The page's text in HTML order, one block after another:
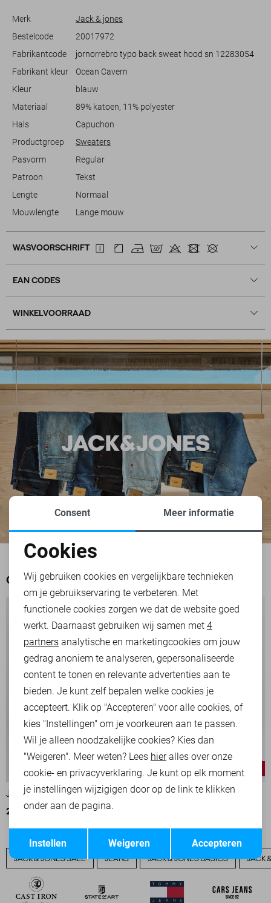
je nu een ontspannen dag thuis hebt of een casual uitje met vrienden
stijlvolle pasvorm. Dit kledingstuk is makkelijk te combineren met een
jeans voor een relaxte uitstraling. Met zijn duurzame materiaalkeuze
biedt deze sweater niet alleen stijl, maar ook langdurige kwaliteit.
toepasbare momenten.
Merk
Jack & jones
Bestelcode
20017972
Fabrikantcode
jornorrebro typo back sweat hood sn 12283054
Fabrikant kleur
Ocean Cavern
Kleur
blauw
Materiaal
89% katoen, 11% polyester
Hals
Capuchon
Productgroep
Sweaters
Pasvorm
Regular
Patroon
Tekst
Lengte
Normaal
Mouwlengte
Lange mouw
WASVOORSCHRIFT
EAN CODES
WINKELVOORRAAD
OOK HET BEKIJKEN WAARD
-50%
JACK & JONES SWEATER
25,00 49,99
JACK & JONES SWEATER
JACK & JONES SALE JEANS JACK & JONES BASICS JACK
Noodzakelijke cookies
Personalisatie cookies
Analytische cookies
Marketing cookies
Terug Opslaan
Consent Meer informatie
Cookies
Wij gebruiken cookies en vergelijkbare technieken
om je gebruikservaring te verbeteren. Met
functionele cookies zorgen we dat de website goed
werkt. Daarnaast gebruiken wij samen met 4
partners analytische en marketingcookies om jouw
gedrag anoniem te analyseren, gepersonaliseerde
content te tonen en relevante advertenties aan te
bieden. Je kunt zelf bepalen welke cookies je
accepteert. Klik op "Accepteren" voor alle cookies, of
kies "Instellingen" om je voorkeuren aan te passen.
Wil je alleen noodzakelijke cookies? Kies dan
"Weigeren". Meer weten? Lees hieralles over onze
cookie- en privacyverklaring. Je kunt op elk moment
je instellingen wijzigigen door op de link te klikken
onder aan de pagina.
Accepteren
Weigeren
Instellen